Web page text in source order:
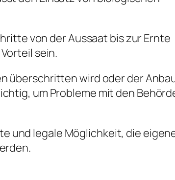
von der Aussaat bis zur Ernte
sein.
überschritten wird oder der
um Probleme mit den
und legale Möglichkeit, die